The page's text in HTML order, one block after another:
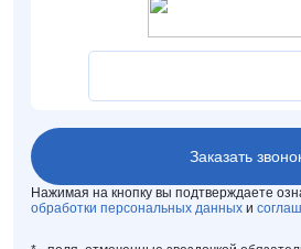
Нажимая на кнопку вы подтверждаете
обработки персональных данных и